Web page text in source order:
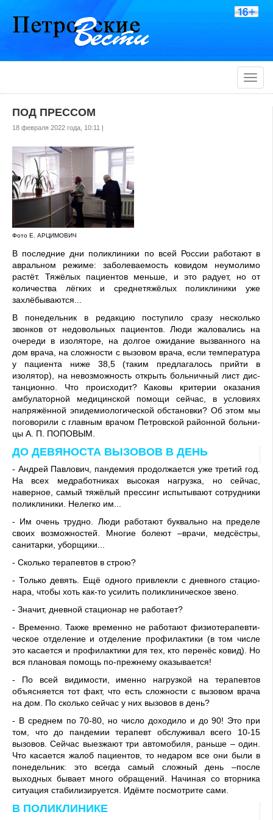
Toggle
ПОД ПРЕССОМ
18 февраля 2022 года, 10:11 |
Фото Е. АРЦИМОВИЧ
В последние дни поликли­ники по всей России работают в
авральном режиме: заболе­ваемость ковидом неумолимо
растёт. Тяжёлых пациентов меньше, и это радует, но от
количества лёгких и средне­тяжёлых поликлиники уже
захлёбываются...
В понедельник в редакцию поступило сразу несколько
звонков от недовольных па­циентов. Люди жаловались на
очереди в изоляторе, на долгое ожидание вызванного на
дом врача, на сложности с вызовом врача, если темпе­ратура
у пациента ниже 38,5 (таким предлагалось прийти в
изолятор), на невозможность открыть больничный лист дис­
танционно. Что происходит? Каковы критерии оказания
амбулаторной медицинской помощи сейчас, в условиях
напряжённой эпидемиологиче­ской обстановки? Об этом мы
поговорили с главным врачом Петровской районной больни­
цы А. П. ПОПОВЫМ.
ДО ДЕВЯНОСТА ВЫЗОВОВ В ДЕНЬ
- Андрей Павлович, панде­мия продолжается уже третий год.
На всех медработниках высокая нагрузка, но сейчас,
наверное, самый тяжёлый прессинг испытывают сотруд­ники
поликлиники. Нелегко им...
- Им очень трудно. Люди рабо­тают буквально на пределе
своих возможностей. Многие болеют –врачи, медсёстры,
санитарки, уборщики...
- Сколько терапевтов в строю?
- Только девять. Ещё одного привлекли с дневного стацио­
нара, чтобы хоть как-то усилить поликлиническое звено.
- Значит, дневной стационар не работает?
- Временно. Также временно не работают физиотерапевти­
ческое отделение и отделение профилактики (в том числе
это касается и профилактики для тех, кто перенёс ковид). Но
вся плановая помощь по-прежнему оказывается!
- По всей видимости, имен­но нагрузкой на терапевтов
объясняется тот факт, что есть сложности с вызовом врача
на дом. По сколько сейчас у них вызовов в день?
- В среднем по 70-80, но число доходило и до 90! Это при
том, что до пандемии терапевт об­служивал всего 10-15
вызовов. Сейчас выезжают три автомоби­ля, раньше – один.
Что касается жалоб пациентов, то недаром все они были в
понедельник: это всегда самый сложный день –после
выходных бывает много обращений. Начиная со втор­ника
ситуация стабилизируется. Идёмте посмотрите сами.
В ПОЛИКЛИНИКЕ